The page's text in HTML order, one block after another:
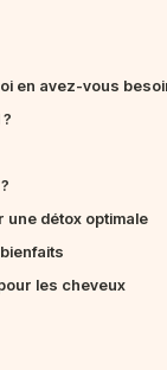
en avez-vous
détox optimale
les cheveux